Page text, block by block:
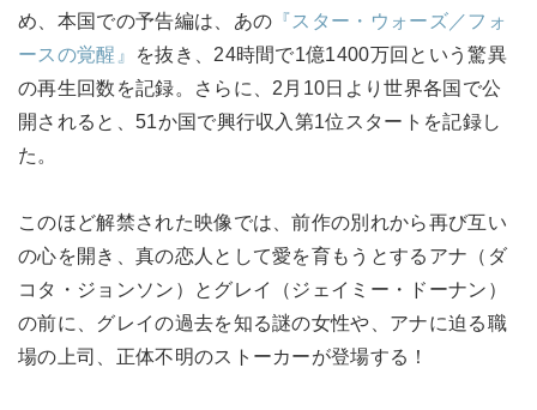
め、本国での予告編は、あの 『スター・ウォーズ／フォ
ースの覚醒』
を抜き、24時間で1億1400万回という驚異
の再生回数を記録。さらに、2月10日より世界各国で公
開されると、51か国で興行収入第1位スタートを記録し
た。
このほど解禁された映像では、前作の別れから再び互い
の心を開き、真の恋人として愛を育もうとするアナ（ダ
コタ・ジョンソン）とグレイ（ジェイミー・ドーナン）
の前に、グレイの過去を知る謎の女性や、アナに迫る職
場の上司、正体不明のストーカーが登場する！